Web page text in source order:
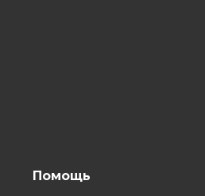
Помощь